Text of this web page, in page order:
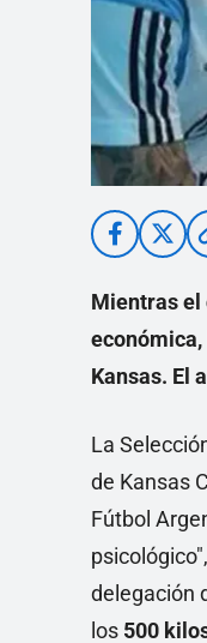
Mientras el
Kansas. El
La
de Kansas
Fútbol
delegación
los 500